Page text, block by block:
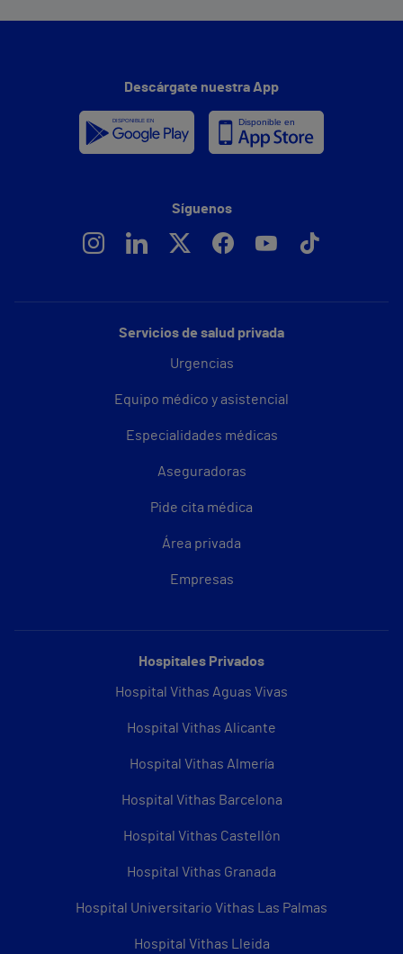
Servicios de salud privada
Urgencias
Equipo médico y asistencial
Especialidades médicas
Aseguradoras
Pide cita médica
Área privada
Empresas
Hospitales Privados
Hospital Vithas Aguas Vivas
Hospital Vithas Alicante
Hospital Vithas Almería
Hospital Vithas Barcelona
Hospital Vithas Castellón
Hospital Vithas Granada
Hospital Universitario Vithas Las Palmas
Hospital Vithas Lleida
Descárgate nuestra App
Síguenos